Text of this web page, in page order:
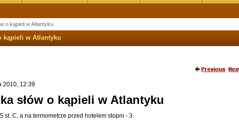
o kąpieli w Atlantyku
kąpieli w Atlantyku
2010, 12:39
słów o kąpieli w Atlantyku
st. C, a na termometrze przed hotelem stopni - 3.